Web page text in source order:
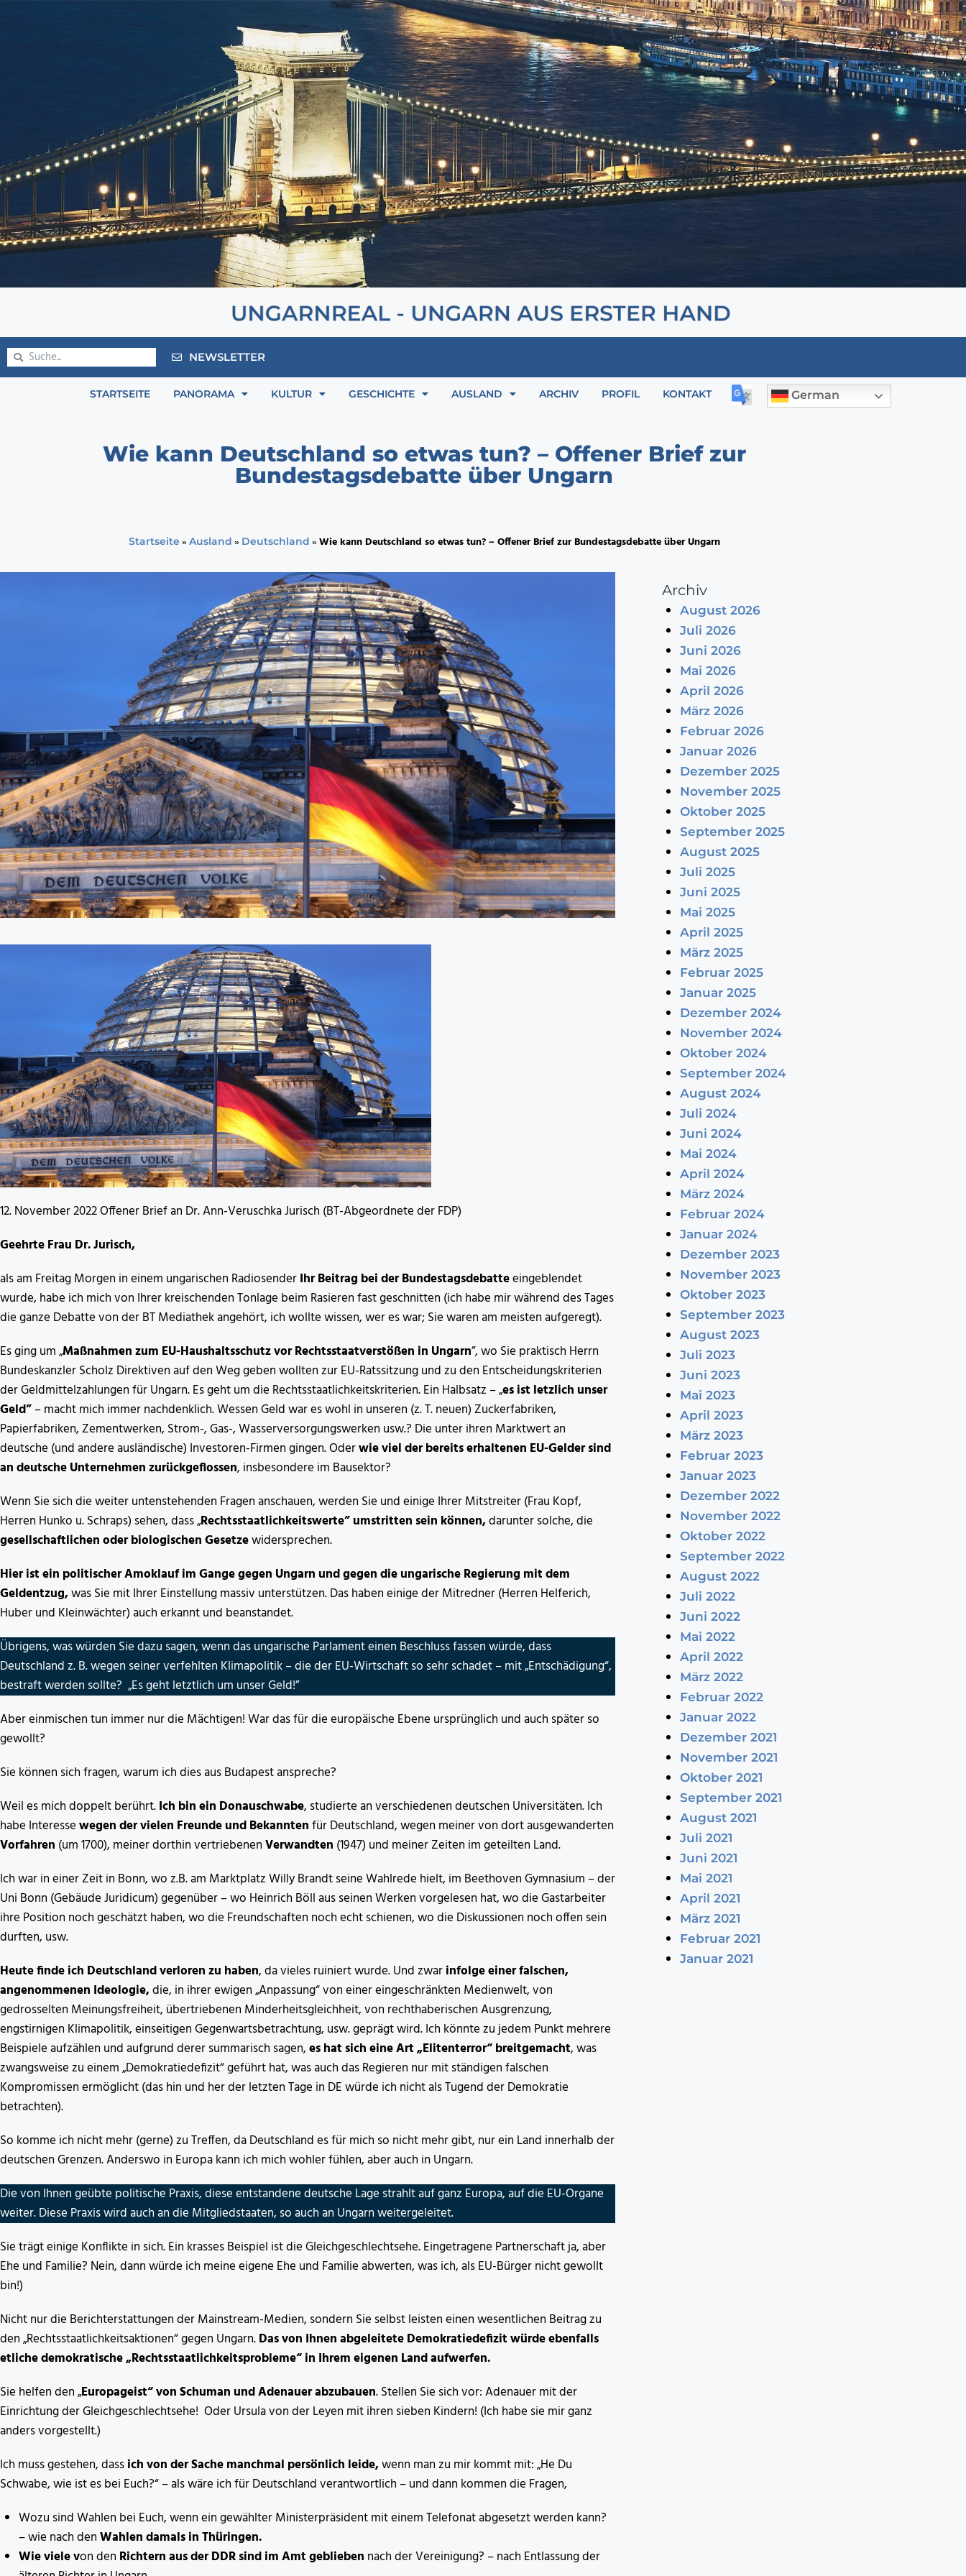
NEWSLETTER
STARTSEITE PANORAMA KULTUR GESCHICHTE AUSLAND ARCHIV PROFIL KONTAKT German
Wie kann Deutschland so etwas tun? – Offener Brief zur
Bundestagsdebatte über Ungarn
Startseite » Ausland » Deutschland »Wie kann Deutschland so etwas tun? – Offener Brief zur Bundestagsdebatte über Ungarn
12. November 2022 Offener Brief an Dr. Ann-Veruschka Jurisch (BT-Abgeordnete der FDP)
Geehrte Frau Dr. Jurisch,
als am Freitag Morgen in einem ungarischen RadiosenderIhr Beitrag bei der Bundestagsdebatteeingeblendet
wurde, habe ich mich von Ihrer kreischenden Tonlage beim Rasieren fast geschnitten (ich habe mir während des Tages
die ganze Debatte von der BT Mediathek angehört, ich wollte wissen, wer es war; Sie waren am meisten aufgeregt).
Es ging um „Maßnahmen zum EU-Haushaltsschutz vor Rechtsstaatverstößen in Ungarn”, wo Sie praktisch Herrn
Bundeskanzler Scholz Direktiven auf den Weg geben wollten zur EU-Ratssitzung und zu den Entscheidungskriterien
der Geldmittelzahlungen für Ungarn. Es geht um die Rechtsstaatlichkeitskriterien. Ein Halbsatz – „es ist letzlich unser
Geld”– macht mich immer nachdenklich. Wessen Geld war es wohl in unseren (z. T. neuen) Zuckerfabriken,
Papierfabriken, Zementwerken, Strom-, Gas-, Wasserversorgungswerken usw.? Die unter ihren Marktwert an
deutsche (und andere ausländische) Investoren-Firmen gingen. Oderwie viel der bereits erhaltenen EU-Gelder sind
an deutsche Unternehmen zurückgeflossen, insbesondere im Bausektor?
Wenn Sie sich die weiter untenstehenden Fragen anschauen, werden Sie und einige Ihrer Mitstreiter (Frau Kopf,
Herren Hunko u. Schraps) sehen, dass „Rechtsstaatlichkeitswerte” umstritten sein können,darunter solche, die
gesellschaftlichen oder biologischen Gesetzewidersprechen.
Hier ist ein politischer Amoklauf im Gange gegen Ungarn und gegen die ungarische Regierung mit dem
Geldentzug,was Sie mit Ihrer Einstellung massiv unterstützen. Das haben einige der Mitredner (Herren Helferich,
Huber und Kleinwächter) auch erkannt und beanstandet.
Übrigens, was würden Sie dazu sagen, wenn das ungarische Parlament einen Beschluss fassen würde, dass
Deutschland z. B. wegen seiner verfehlten Klimapolitik – die der EU-Wirtschaft so sehr schadet – mit „Entschädigung“,
bestraft werden sollte? „Es geht letztlich um unser Geld!”
Aber einmischen tun immer nur die Mächtigen! War das für die europäische Ebene ursprünglich und auch später so
gewollt?
Sie können sich fragen, warum ich dies aus Budapest anspreche?
Weil es mich doppelt berührt.Ich bin ein Donauschwabe, studierte an verschiedenen deutschen Universitäten. Ich
habe Interessewegen der vielen Freunde und Bekanntenfür Deutschland, wegen meiner von dort ausgewanderten
Vorfahren (um 1700), meiner dorthin vertriebenenVerwandten (1947) und meiner Zeiten im geteilten Land.
Ich war in einer Zeit in Bonn, wo z.B. am Marktplatz Willy Brandt seine Wahlrede hielt, im Beethoven Gymnasium – der
Uni Bonn (Gebäude Juridicum) gegenüber – wo Heinrich Böll aus seinen Werken vorgelesen hat, wo die Gastarbeiter
ihre Position noch geschätzt haben, wo die Freundschaften noch echt schienen, wo die Diskussionen noch offen sein
durften, usw.
Heute finde ich Deutschland verloren zu haben, da vieles ruiniert wurde. Und zwarinfolge einer falschen,
angenommenen Ideologie,die, in ihrer ewigen „Anpassung“ von einer eingeschränkten Medienwelt, von
gedrosselten Meinungsfreiheit, übertriebenen Minderheitsgleichheit, von rechthaberischen Ausgrenzung,
engstirnigen Klimapolitik, einseitigen Gegenwartsbetrachtung, usw. geprägt wird. Ich könnte zu jedem Punkt mehrere
Beispiele aufzählen und aufgrund derer summarisch sagen,es hat sich eine Art „Elitenterror“ breitgemacht, was
zwangsweise zu einem „Demokratiedefizit“ geführt hat, was auch das Regieren nur mit ständigen falschen
Kompromissen ermöglicht (das hin und her der letzten Tage in DE würde ich nicht als Tugend der Demokratie
betrachten).
So komme ich nicht mehr (gerne) zu Treffen, da Deutschland es für mich so nicht mehr gibt, nur ein Land innerhalb der
deutschen Grenzen. Anderswo in Europa kann ich mich wohler fühlen, aber auch in Ungarn.
Die von Ihnen geübte politische Praxis, diese entstandene deutsche Lage strahlt auf ganz Europa, auf die EU-Organe
weiter. Diese Praxis wird auch an die Mitgliedstaaten, so auch an Ungarn weitergeleitet.
Sie trägt einige Konflikte in sich. Ein krasses Beispiel ist die Gleichgeschlechtsehe. Eingetragene Partnerschaft ja, aber
Ehe und Familie? Nein, dann würde ich meine eigene Ehe und Familie abwerten, was ich, als EU-Bürger nicht gewollt
bin!)
Nicht nur die Berichterstattungen der Mainstream-Medien, sondern Sie selbst leisten einen wesentlichen Beitrag zu
den „Rechtsstaatlichkeitsaktionen“ gegen Ungarn.Das von Ihnen abgeleitete Demokratiedefizit würde ebenfalls
etliche demokratische „Rechtsstaatlichkeitsprobleme“ in Ihrem eigenen Land aufwerfen.
Sie helfen den „Europageist“ von Schuman und Adenauer abzubauen. Stellen Sie sich vor: Adenauer mit der
Einrichtung der Gleichgeschlechtsehe! Oder Ursula von der Leyen mit ihren sieben Kindern! (Ich habe sie mir ganz
anders vorgestellt.)
Ich muss gestehen, dassich von der Sache manchmal persönlich leide,wenn man zu mir kommt mit: „He Du
Schwabe, wie ist es bei Euch?“ – als wäre ich für Deutschland verantwortlich – und dann kommen die Fragen,
Wozu sind Wahlen bei Euch, wenn ein gewählter Ministerpräsident mit einem Telefonat abgesetzt werden kann?
– wie nach denWahlen damals in Thüringen.
Wie viele von den Richtern aus der DDR sind im Amt geblieben nach der Vereinigung? – nach Entlassung der
Archiv
August 2026
Juli 2026
Juni 2026
Mai 2026
April 2026
März 2026
Februar 2026
Januar 2026
Dezember 2025
November 2025
Oktober 2025
September 2025
August 2025
Juli 2025
Juni 2025
Mai 2025
April 2025
März 2025
Februar 2025
Januar 2025
Dezember 2024
November 2024
Oktober 2024
September 2024
August 2024
Juli 2024
Juni 2024
Mai 2024
April 2024
März 2024
Februar 2024
Januar 2024
Dezember 2023
November 2023
Oktober 2023
September 2023
August 2023
Juli 2023
Juni 2023
Mai 2023
April 2023
März 2023
Februar 2023
Januar 2023
Dezember 2022
November 2022
Oktober 2022
September 2022
August 2022
Juli 2022
Juni 2022
Mai 2022
April 2022
März 2022
Februar 2022
Januar 2022
Dezember 2021
November 2021
Oktober 2021
September 2021
August 2021
Juli 2021
Juni 2021
Mai 2021
April 2021
März 2021
Februar 2021
Januar 2021